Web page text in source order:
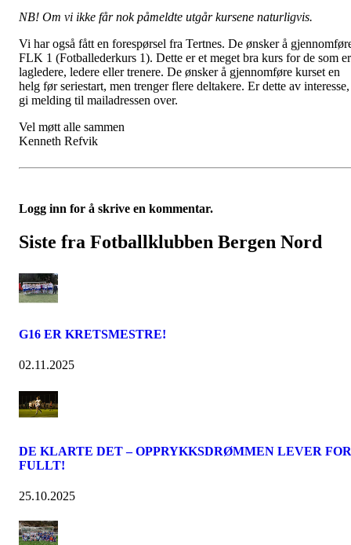
NB! Om vi ikke får nok påmeldte utgår kursene naturligvis.
Vi har også fått en forespørsel fra Tertnes. De ønsker å
FLK 1 (Fotballederkurs 1). Dette er et meget bra kurs for de som er
lagledere, ledere eller trenere. De ønsker å gjennomføre kurset en
helg før seriestart, men trenger flere deltakere. Er dette av interesse,
gi melding til mailadressen over.
Vel møtt alle sammen
Kenneth Refvik
Logg inn for å skrive en kommentar.
Siste fra Fotballklubben Bergen Nord
G16 ER KRETSMESTRE!
02.11.2025
DE KLARTE DET – OPPRYKKSDRØMMEN LEVER FOR
FULLT!
25.10.2025